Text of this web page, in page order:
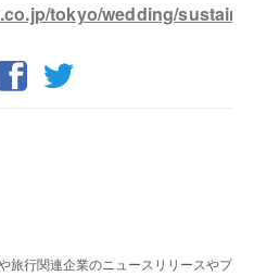
tokyo/wedding/
旅行関連企業のニュースリリースやプ